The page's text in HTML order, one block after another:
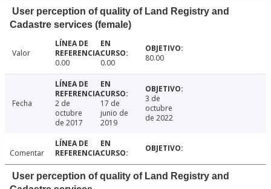
User perception of quality of Land Registry and
Cadastre services (female)
Valor
0.00
0.00 80.00
Fecha
2 de
octubre
de 2017
17 de
junio de
2019
3 de
octubre
de 2022
Comentar
User perception of quality of Land Registry and